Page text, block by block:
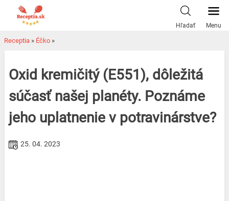
Hľadať Menu
Receptia » Éčko »
Oxid kremičitý (E551), dôležitá
súčasť našej planéty. Poznáme
jeho uplatnenie v potravinárstve?
25. 04. 2023